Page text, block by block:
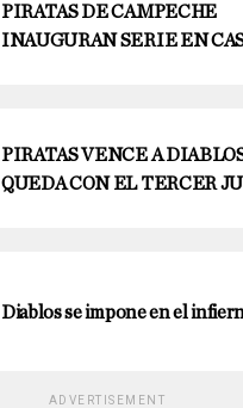
PIRATAS DE CAMPECHE
INAUGURAN SERIE EN
PIRATAS VENCE A
QUEDA CON EL TERCER
Diablos se impone en el
ADVERTISEMENT